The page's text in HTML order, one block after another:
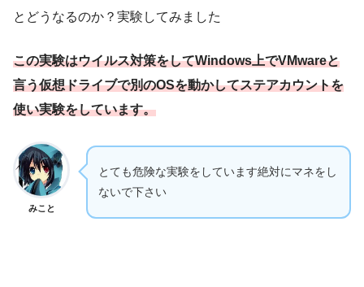
とどうなるのか？実験してみました
この実験はウイルス対策をしてWindows上でVMwareと
言う仮想ドライブで別のOSを動かしてステアカウントを
使い実験をしています。
みこと
とても危険な実験をしています絶対にマネをし
ないで下さい